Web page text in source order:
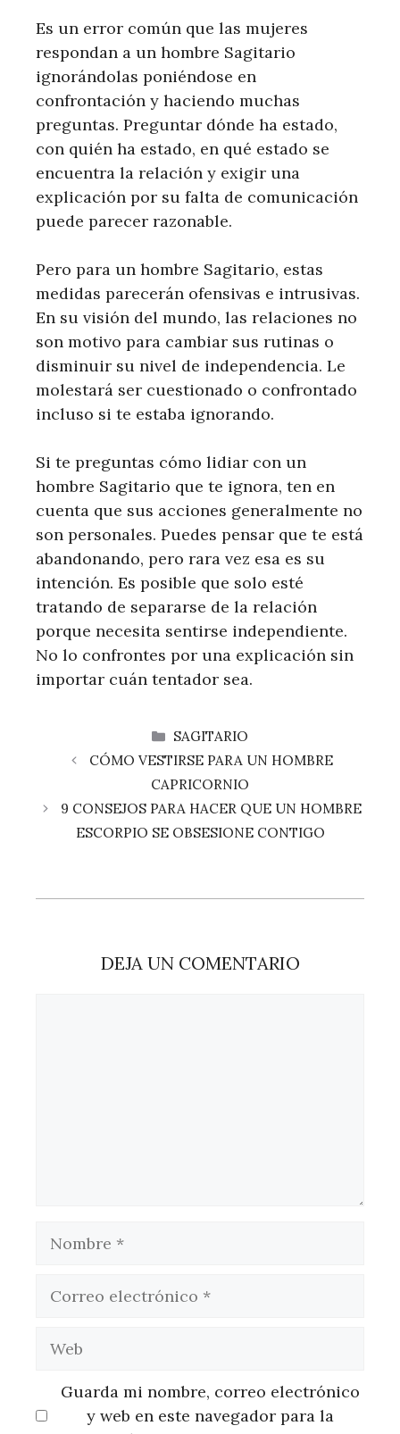
Es un error común que las mujeres
respondan a un hombre Sagitario
ignorándolas poniéndose en
confrontación y haciendo muchas
preguntas. Preguntar dónde ha estado,
con quién ha estado, en qué estado se
encuentra la relación y exigir una
explicación por su falta de comunicación
puede parecer razonable.
Pero para un hombre Sagitario, estas
medidas parecerán ofensivas e intrusivas.
En su visión del mundo, las relaciones no
son motivo para cambiar sus rutinas o
disminuir su nivel de independencia. Le
molestará ser cuestionado o confrontado
incluso si te estaba ignorando.
Si te preguntas cómo lidiar con un
hombre Sagitario que te ignora, ten en
cuenta que sus acciones generalmente no
son personales. Puedes pensar que te está
abandonando, pero rara vez esa es su
intención. Es posible que solo esté
tratando de separarse de la relación
porque necesita sentirse independiente.
No lo confrontes por una explicación sin
importar cuán tentador sea.
CATEGORÍAS
SAGITARIO
CÓMO VESTIRSE PARA UN HOMBRE
CAPRICORNIO
9 CONSEJOS PARA HACER QUE UN HOMBRE
ESCORPIO SE OBSESIONE CONTIGO
DEJA UN COMENTARIO
Guarda mi nombre, correo electrónico
y web en este navegador para la